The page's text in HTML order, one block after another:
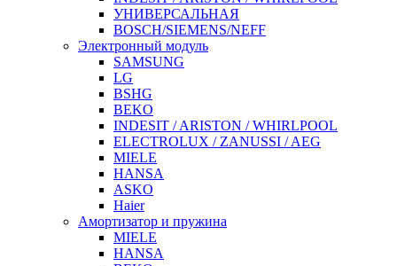
УНИВЕРСАЛЬНАЯ
BOSCH/SIEMENS/NEFF
Электронный модуль
SAMSUNG
LG
BSHG
BEKO
INDESIT / ARISTON / WHIRLPOOL
ELECTROLUX / ZANUSSI / AEG
MIELE
HANSA
ASKO
Haier
Амортизатор и пружина
MIELE
HANSA